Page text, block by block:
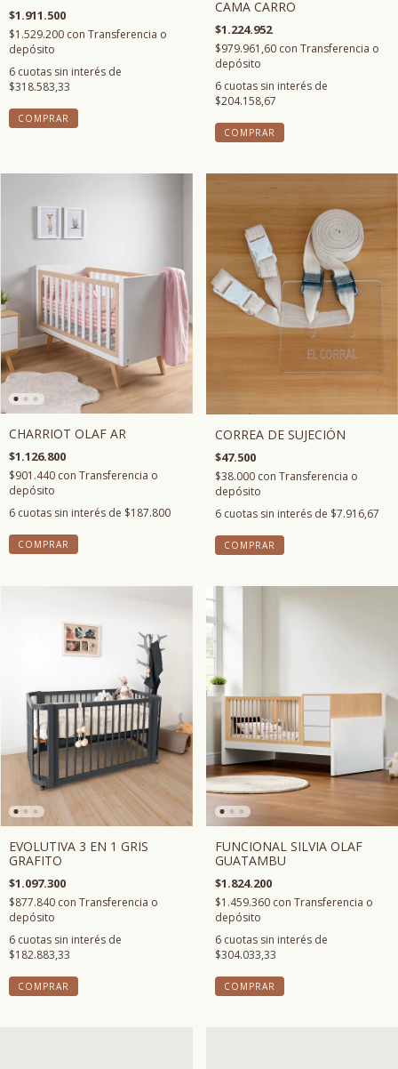
$1.911.500
$1.529.200 con Transferencia o
depósito
6 cuotas sin interés de
$318.583,33
COMPRAR
CAMA CARRO
$1.224.952
$979.961,60 con Transferencia o
depósito
6 cuotas sin interés de
$204.158,67
COMPRAR
CHARRIOT OLAF AR
$1.126.800
$901.440 con Transferencia o
depósito
6 cuotas sin interés de $187.800
COMPRAR
CORREA DE SUJECIÓN
$47.500
$38.000 con Transferencia o
depósito
6 cuotas sin interés de $7.916,67
COMPRAR
EVOLUTIVA 3 EN 1 GRIS
GRAFITO
$1.097.300
$877.840 con Transferencia o
depósito
6 cuotas sin interés de
$182.883,33
COMPRAR
FUNCIONAL SILVIA OLAF
GUATAMBU
$1.824.200
$1.459.360 con Transferencia o
depósito
6 cuotas sin interés de
$304.033,33
COMPRAR